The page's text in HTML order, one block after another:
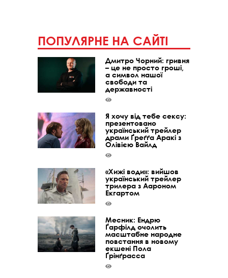
ПОПУЛЯРНЕ НА САЙТІ
Дмитро Чорний: гривня
– це не просто гроші,
а символ нашої
свободи та
державності
Я хочу від тебе сексу:
презентовано
український трейлер
драми Ґреґґа Аракі з
Олівією Вайлд
«Хижі води»: вийшов
український трейлер
трилера з Аароном
Екгартом
Месник: Ендрю
Ґарфілд очолить
масштабне народне
повстання в новому
екшені Пола
Ґрінґрасса